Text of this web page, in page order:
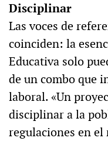
Disciplinar
Las voces de
coinciden: la
Educativa solo
de un combo que
laboral. «Un
disciplinar a la
regulaciones en